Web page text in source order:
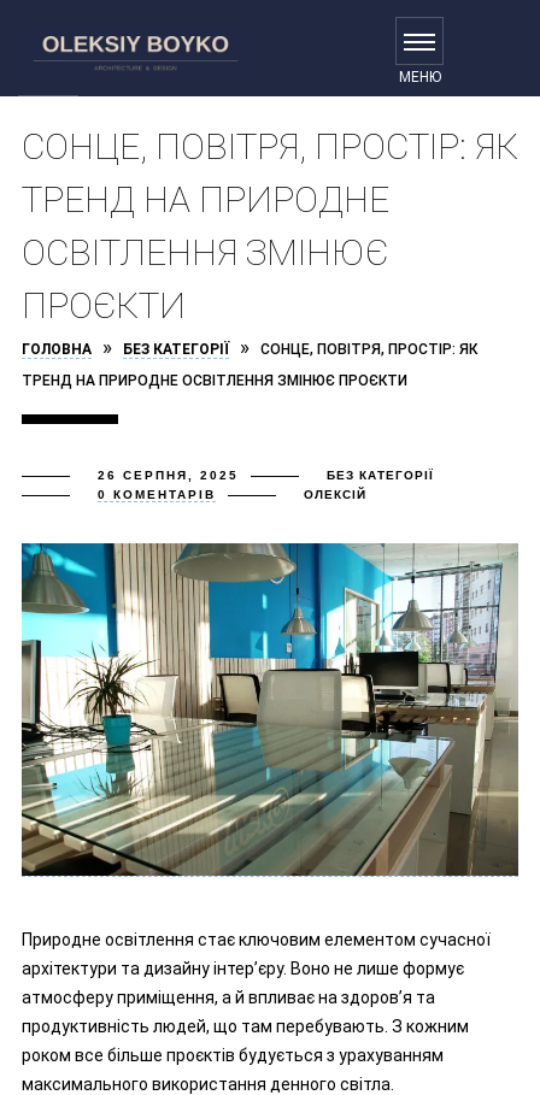
СОНЦЕ, ПОВІТРЯ, ПРОСТІР: ЯК
ТРЕНД НА ПРИРОДНЕ
ОСВІТЛЕННЯ ЗМІНЮЄ
ПРОЄКТИ
ГОЛОВНА » БЕЗ КАТЕГОРІЇ »
СОНЦЕ, ПОВІТРЯ, ПРОСТІР: ЯК
ТРЕНД НА ПРИРОДНЕ ОСВІТЛЕННЯ ЗМІНЮЄ ПРОЄКТИ
26 СЕРПНЯ, 2025
БЕЗ КАТЕГОРІЇ
0 КОМЕНТАРІВ
ОЛЕКСІЙ
Природне освітлення стає ключовим елементом сучасної
архітектури та дизайну інтер’єру. Воно не лише формує
атмосферу приміщення, а й впливає на здоров’я та
продуктивність людей, що там перебувають. З кожним
роком все більше проєктів будується з урахуванням
максимального використання денного світла.